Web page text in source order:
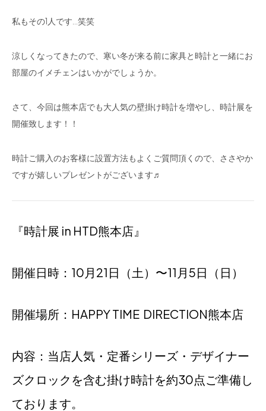
私もその1人です…笑笑
涼しくなってきたので、寒い冬が来る前に家具と時計と一緒にお
部屋のイメチェンはいかがでしょうか。
さて、今回は熊本店でも大人気の壁掛け時計を増やし、時計展を
開催致します！！
時計ご購入のお客様に設置方法もよくご質問頂くので、ささやか
ですが嬉しいプレゼントがございます♬
『時計展 in HTD熊本店』
開催日時：10月21日（土）〜11月5日（日）
開催場所：HAPPY TIME DIRECTION熊本店
内容：当店人気・定番シリーズ・デザイナー
ズクロックを含む掛け時計を約30点ご準備し
ております。